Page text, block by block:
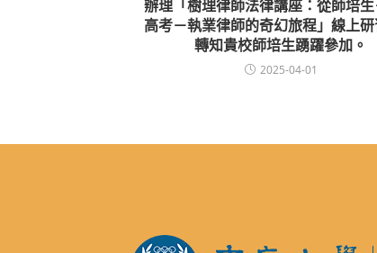
辦理「樹理律師法律講座：從師培
高考－執業律師的奇幻旅程」線上
轉知貴校師培生踴躍參加。
2025-04-01